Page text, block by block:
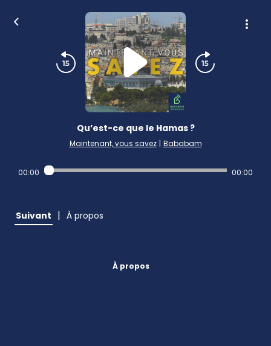
Qu’est-ce que le Hamas ?
Maintenant, vous savez | Bababam
00:00 00:00
Suivant | À propos
À propos